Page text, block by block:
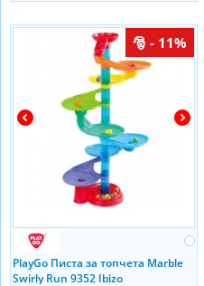
- 11%
PlayGo Писта за топчета Marble
Swirly Run 9352 Ibizo